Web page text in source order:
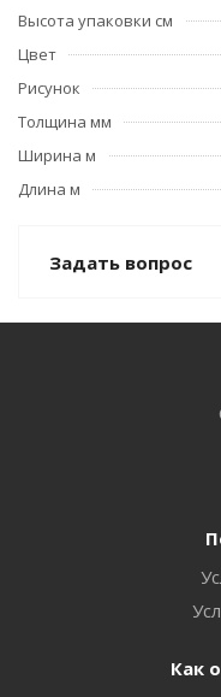
Высота упаковки см
Цвет
Рисунок
Толщина мм
Ширина м
Длина м
Задать вопрос
Как